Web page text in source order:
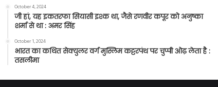
October 4, 2024
जी हां, यह इकतरफा सियासी इश्क था, जैसे रणवीर कपूर को अनुष्का
शर्मा से था : अमर सिंह
October 1, 2024
भारत का कथित सेक्युलर वर्ग मुस्लिम कट्टरपंथ पर चुप्पी ओढ़ लेता है :
तसलीमा